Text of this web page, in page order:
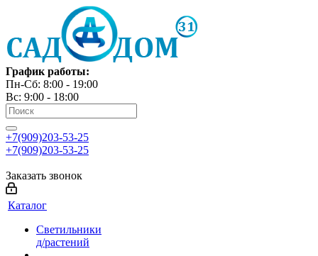
График работы:
Пн-Сб: 8:00 - 19:00
Вс: 9:00 - 18:00
+7(909)203-53-25
+7(909)203-53-25
Заказать звонок
Каталог
Светильники
д/растений